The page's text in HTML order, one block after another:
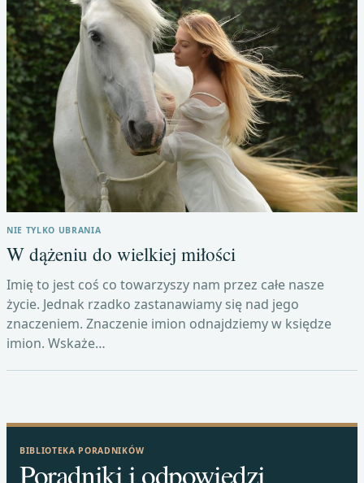
NIE TYLKO UBRANIA
W dążeniu do wielkiej miłości
Imię to jest coś co towarzyszy nam przez całe nasze
życie. Jednak rzadko zastanawiamy się nad jego
znaczeniem. Znaczenie imion odnajdziemy w księdze
imion. Wskaże…
BIBLIOTEKA PORADNIKÓW
Poradniki i odpowiedzi